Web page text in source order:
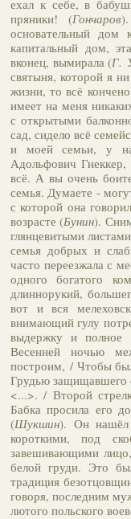
ехал к себе, в
пряники! (Гончаров
основательный
капитальный дом,
вконец, вымирала (Г.
святыня, которой я
жизни, то всё
имеет на меня
с открытыми
сад, сидело всё
и моей семьи, у
Адольфович
всё. А вы очень
семья. Думаете -
с которой она
возрасте (Бунин).
глянцевитыми
семья добрых и
часто переезжала с
одного богатого
длиннорукий,
вот и вся
внимающий гулу
выдержку и полное
Весенней ночью
построим, / Чтобы
Грудью защищавшего
<...>. / Второй
Бабка просила его
(Шукшин). Он нашёл
короткими, под
завешивающими лицо,
белой груди. Это
традиция
говоря, последним
лютого польского